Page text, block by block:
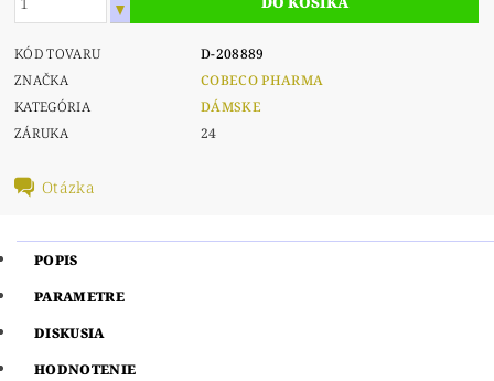
KÓD TOVARU
D-208889
ZNAČKA
COBECO PHARMA
KATEGÓRIA
DÁMSKE
ZÁRUKA
24
Otázka
POPIS
PARAMETRE
DISKUSIA
HODNOTENIE